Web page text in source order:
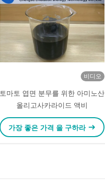
비디오
토마토 엽면 분무를 위한 아미노산
올리고사카라이드 액비
가장 좋은 가격 을 구하라